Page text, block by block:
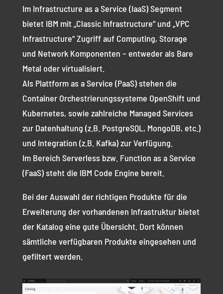
Im Infrastructure as a Service (IaaS) Segment
bietet IBM mit „Classic Infrastructure“ und „VPC
Infrastructure“ Zugriff auf Computing, Storage
und Network Komponenten – entweder als Bare
Metal oder virtualisiert.
Als Plattform as a Service (PaaS) stehen die
Container Orchestrierungssysteme OpenShift und
Kubernetes, sowie zahlreiche Managed Services
zur Datenhaltung (z.B. PostgreSQL, MongoDB, etc.)
und Integration (z.B. Kafka) zur Verfügung.
Im Bereich Serverless bzw. Function as a Service
(FaaS) steht die IBM Code Engine bereit.
Bei der Auswahl der richtigen Produkte für die
Erweiterung der vorhandenen Infrastruktur bietet
der Katalog eine gute Übersicht. Dort können
sämtliche verfügbaren Produkte eingesehen und
gefiltert werden.